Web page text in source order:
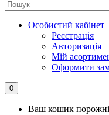
Особистий кабінет
Реєстрація
Авторизація
Мій
Оформити
0
Ваш кошик